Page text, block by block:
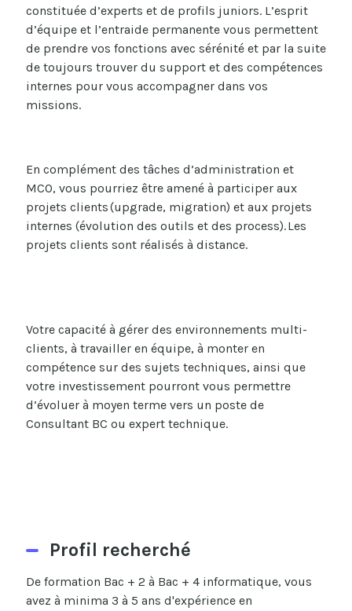
constituée d’experts et de profils juniors. L’esprit
d’équipe et l’entraide permanente vous permettent
de prendre vos fonctions avec sérénité et par la suite
de toujours trouver du support et des compétences
internes pour vous accompagner dans vos
missions.
En complément des tâches d’administration et
MCO, vous pourriez être amené à participer aux
projets clients(upgrade, migration) et aux projets
internes (évolution des outils et des process). Les
projets clients sont réalisés à distance.
Votre capacité à gérer des environnements multi-
clients, à travailler en équipe, à monter en
compétence sur des sujets techniques, ainsi que
votre investissement pourront vous permettre
d’évoluer à moyen terme vers un poste de
Consultant BC ou expert technique.
Profil recherché
Deformation Bac + 2 à Bac + 4informatique, vous
avez à minima 3 à 5 ans d'expérience en